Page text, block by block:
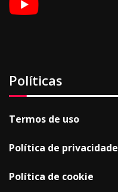
Políticas
Termos de uso
Política de privacidade
Política de cookie